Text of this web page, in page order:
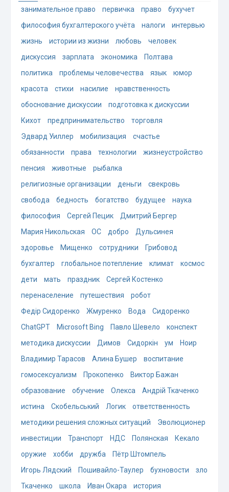
занимательное право первичка право
бухучет
философия бухгалтерского учёта
налоги
интервью
жизнь
истории из жизни любовь
человек
дискуссия
зарплата экономика
Полтава
политика
проблемы человечества язык
юмор
красота
стихи насилие
нравственность
обоснование дискуссии
подготовка к дискуссии
Кихот
предпринимательство
торговля
Эдвард Уиллер
мобилизация
счастье
обязанности
права технологии
жизнеустройство
пенсия
животные
рыбалка
религиозные организации
деньги
свекровь
свобода
бедность богатство будущее
наука
философия
Сергей Пецик
Дмитрий Бергер
Мария Никольская
ОС добро
Дульсинея
здоровье
Мищенко сотрудники
Грибовод
бухгалтер
глобальное потепление климат
космос
дети
мать праздник
Сергей Костенко
перенаселение
путешествия
робот
Федір Сидоренко
Жмуренко Вода
Сидоренко
ChatGPT
Microsoft Bing Павло Шевело
конспект
методика дискуссии
Димов Сидоркін ум
Ноир
Владимир Тарасов
Алина Бушер
воспитание
гомосексуализм
Прокопенко
Виктор Бажан
образование
обучение Олекса
Андрій Ткаченко
истина
Скобельський Логик
ответственность
методики решения сложных ситуаций
Эволюционер
инвестиции
Транспорт НДС Полянская
Кекало
оружие
хобби дружба
Пётр Штомпель
Игорь Лядский
Пошивайло-Таулер бухновости
зло
Ткаченко
школа Иван Окара
история